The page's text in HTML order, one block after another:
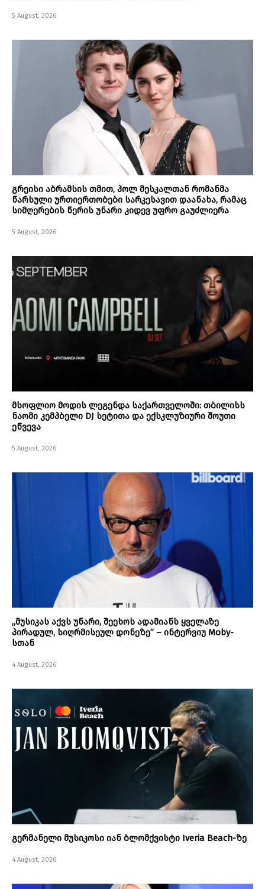
5 August, 2026
გრეისი აბრამსის თმით, პოლ მესკალთან რომანმა
წარსული ურთიერთობები სარკესავით დაანახა, რამაც
სიმღერების წერის უნარი კიდევ უფრო გაუძლიერა
5 August, 2026
მსოფლიო მოდის ლეგენდა საქართველოში: თბილისს
ნაომი კემპბელი DJ სეტითა და ექსკლუზიური შოუთი
ეწვევა
5 August, 2026
„მუსიკას აქვს უნარი, შეეხოს ადამიანს ყველაზე
პირადულ, სიღრმისეულ დონეზე” – ინტერვიუ Moby-
სთან
4 August, 2026
გერმანელი მუსიკოსი იან ბლომქვისტი Iveria Beach-ზე
4 August, 2026